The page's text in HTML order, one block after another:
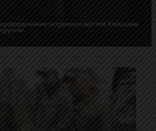
прикордонники затримали жителя Київщини